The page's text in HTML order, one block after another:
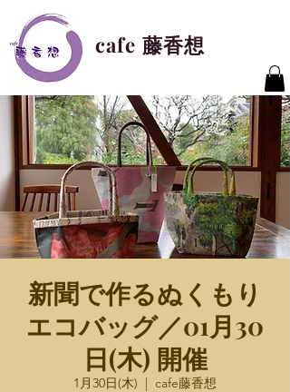
cafe 藤香想
新聞で作るぬくもり
エコバッグ／01月30
日(木) 開催
1月30日(木)
  |
cafe藤香想